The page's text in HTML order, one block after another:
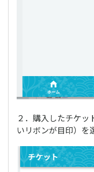
２．購入したチケ
いリボンが目印）を